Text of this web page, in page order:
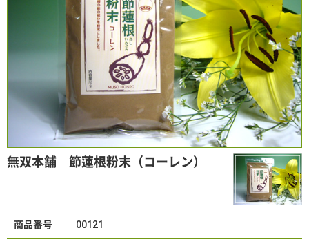
無双本舗 節蓮根粉末（コーレン）
商品番号 00121